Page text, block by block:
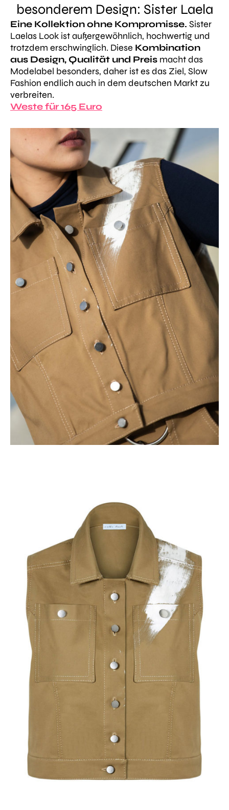
besonderem Design: Sister Laela
Eine Kollektion ohne Kompromisse. Sister
Laelas Look ist außergewöhnlich, hochwertig und
trotzdem erschwinglich. Diese Kombination
aus Design, Qualität und Preis macht das
Modelabel besonders, daher ist es das Ziel, Slow
Fashion endlich auch in dem deutschen Markt zu
verbreiten.
Weste für 165 Euro